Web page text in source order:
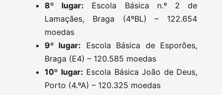
8º lugar: Escola Básica n.º 2 de
Lamaçães, Braga (4ºBL) – 122.654
moedas
9º lugar: Escola Básica de Esporões,
Braga (E4) – 120.585 moedas
10º lugar: Escola Básica João de Deus,
Porto (4.ºA) – 120.325 moedas